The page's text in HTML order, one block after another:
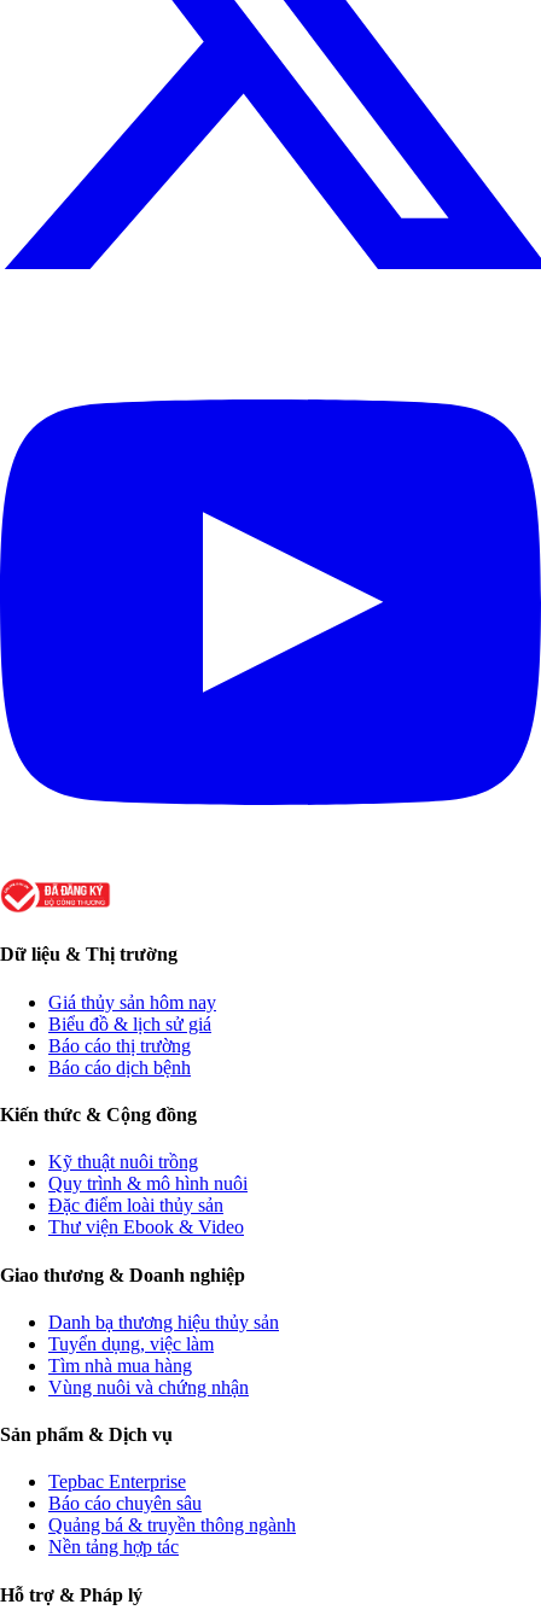
Dữ liệu & Thị trường
Giá thủy sản hôm nay
Biểu đồ & lịch sử giá
Báo cáo thị trường
Báo cáo dịch bệnh
Kiến thức & Cộng đồng
Kỹ thuật nuôi trồng
Quy trình & mô hình nuôi
Đặc điểm loài thủy sản
Thư viện Ebook & Video
Giao thương & Doanh nghiệp
Danh bạ thương hiệu thủy sản
Tuyển dụng, việc làm
Tìm nhà mua hàng
Vùng nuôi và chứng nhận
Sản phẩm & Dịch vụ
Tepbac Enterprise
Báo cáo chuyên sâu
Quảng bá & truyền thông ngành
Nền tảng hợp tác
Hỗ trợ & Pháp lý